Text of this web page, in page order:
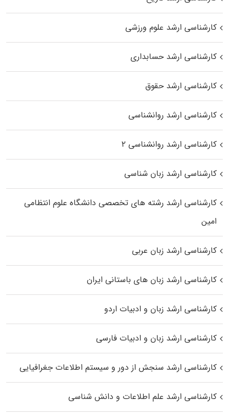
کارشناسی ارشد علوم ورزشی
کارشناسی ارشد حسابداری
کارشناسی ارشد حقوق
کارشناسی ارشد روانشناسی
کارشناسی ارشد روانشناسی ۲
کارشناسی ارشد زبان شناسی
کارشناسی ارشد رﺷﺘﻪ ﻫﺎی تخصصی داﻧﺸﮕﺎه ﻋﻠﻮم انتظامی
اﻣﻴﻦ
کارشناسی ارشد زبان عربی
کارشناسی ارشد زبان‌ های باستانی ایران
کارشناسی ارشد زبان و ادبیات اردو
کارشناسی ارشد زبان و ادبیات فارسی
کارشناسی ارشد سنجش از دور و سیستم اطلاعات جغرافیایی
کارشناسی ارشد علم اطلاعات و دانش شناسی